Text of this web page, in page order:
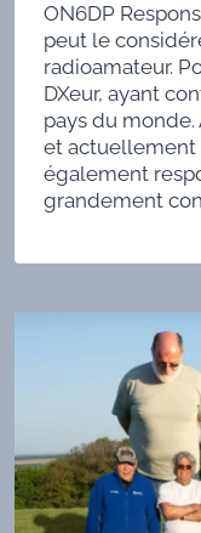
ON6DP
peut le
radioamateur.
DXeur, ayant
pays du
et actuellement
également
grandement